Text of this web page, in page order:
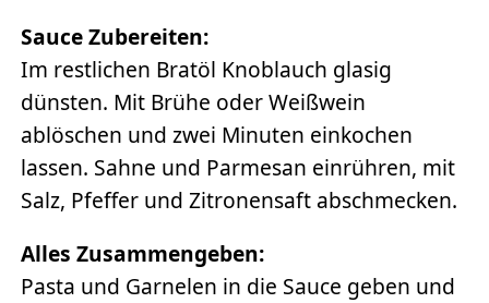
Sauce Zubereiten:
Im restlichen Bratöl Knoblauch glasig
dünsten. Mit Brühe oder Weißwein
ablöschen und zwei Minuten einkochen
lassen. Sahne und Parmesan einrühren, mit
Salz, Pfeffer und Zitronensaft abschmecken.
Alles Zusammengeben:
Pasta und Garnelen in die Sauce geben und